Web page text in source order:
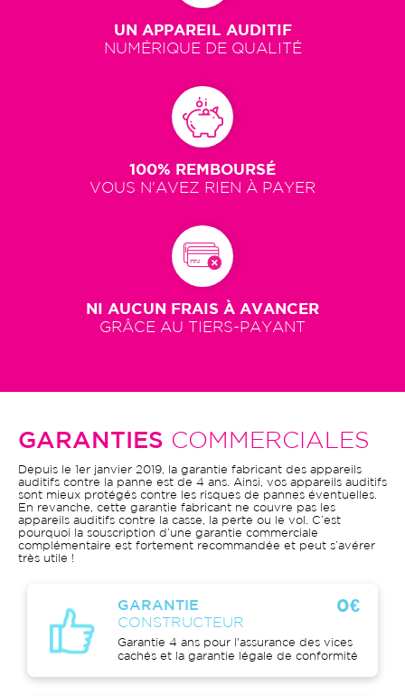
UN APPAREIL AUDITIF
NUMÉRIQUE DE QUALITÉ
100% REMBOURSÉ
VOUS N'AVEZ RIEN À PAYER
NI AUCUN FRAIS À AVANCER
GRÂCE AU TIERS-PAYANT
GARANTIES COMMERCIALES
Depuis le 1er janvier 2019, la garantie fabricant des appareils
auditifs contre la panne est de 4 ans. Ainsi, vos appareils auditifs
sont mieux protégés contre les risques de pannes éventuelles.
En revanche, cette garantie fabricant ne couvre pas les
appareils auditifs contre la casse, la perte ou le vol. C’est
pourquoi la souscription d’une garantie commerciale
complémentaire est fortement recommandée et peut s’avérer
très utile !
GARANTIE
CONSTRUCTEUR
0€
Garantie 4 ans pour l'assurance des vices
cachés et la garantie légale de conformité